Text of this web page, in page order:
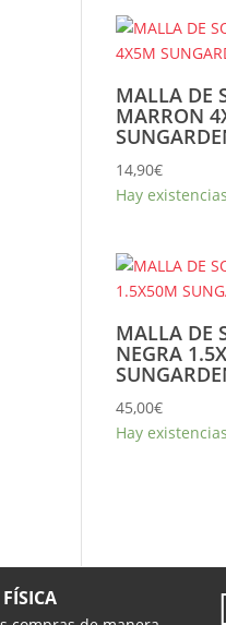
MALLA DE
MARRON
14,90€
Hay existencias
MALLA DE
NEGRA
45,00€
Hay existencias